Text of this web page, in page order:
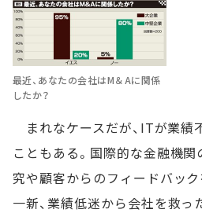
最近、あなたの会社はM＆Aに関係
したか？
まれなケースだが、ITが業績
こともある。国際的な金融機
究や顧客からのフィードバッ
一新、業績低迷から会社を救っ